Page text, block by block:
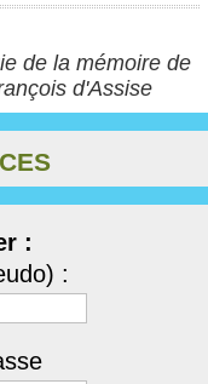
de la mémoire de
d'Assise
:
: